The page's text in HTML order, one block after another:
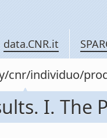
data.CNR.it
cnr/individuo/
I.